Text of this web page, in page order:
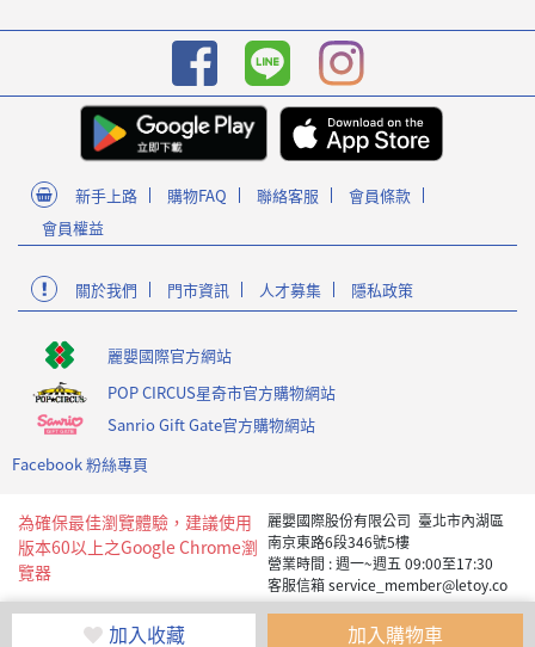
加入收藏 加入購物車
新手上路 購物FAQ 聯絡客服
會員條款
會員權益
關於我們 門市資訊 人才募集 隱私政策
麗嬰國際官方網站
POP CIRCUS星奇市官方購物網站
Sanrio Gift Gate官方購物網站
Facebook 粉絲專頁
為確保最佳瀏覽體驗，建議使用
版本60以上之Google Chrome瀏
覽器
麗嬰國際股份有限公司 臺北市內湖區
南京東路6段346號5樓
營業時間 : 週一~週五 09:00至17:30
客服信箱 service_member@letoy.co
Copyright 2019 麗嬰國際版權所有